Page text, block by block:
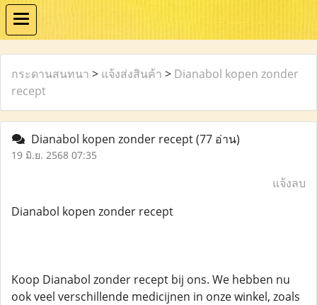
กระดานสนทนา > แจ้งส่งสินค้า > Dianabol kopen zonder
recept
Dianabol kopen zonder recept(77 อ่าน)
19 มิ.ย. 2568 07:35
แจ้งลบ
Dianabol kopen zonder recept
Koop Dianabol zonder recept bij ons. We hebben nu
ook veel verschillende medicijnen in onze winkel, zoals